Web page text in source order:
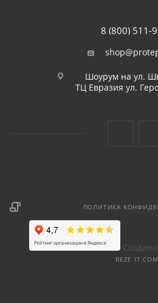
8 (800) 511-
Шоурум на ул.
ТЦ Евразия ул.
ПОЛИТИКА
BEZE IT